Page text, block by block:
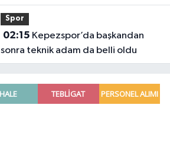
Spor
02:15
sonra teknik adam da belli oldu